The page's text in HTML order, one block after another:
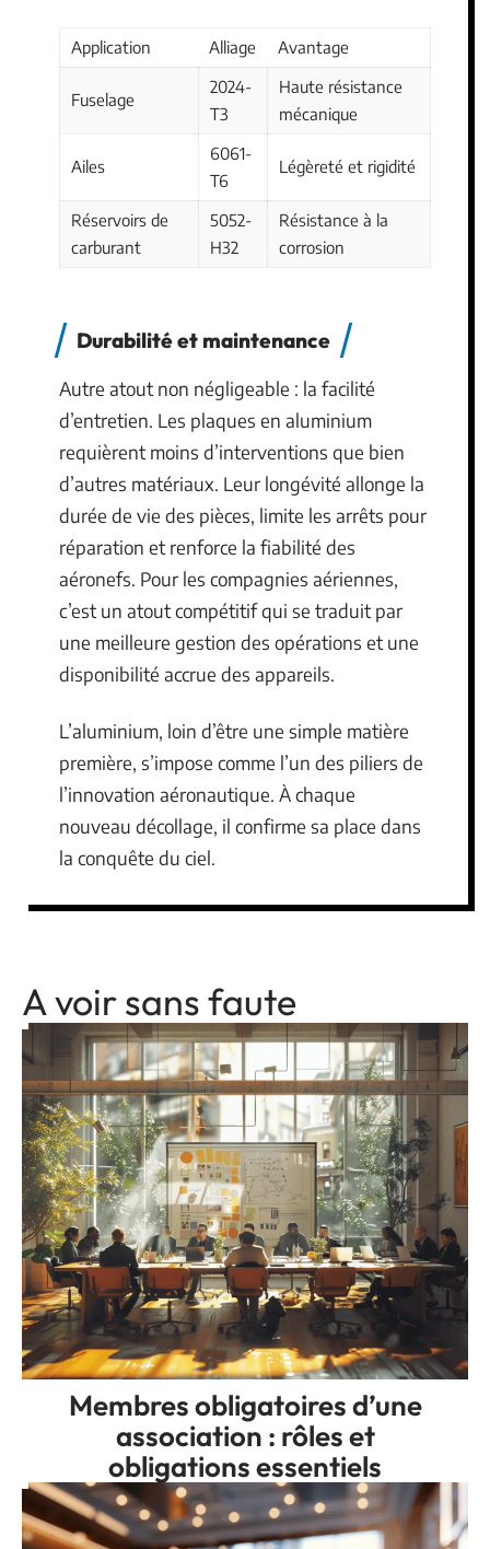
Application Alliage Avantage
Fuselage
2024-
T3
Haute résistance
mécanique
Ailes
6061-
T6
Légèreté et rigidité
Réservoirs de
carburant
5052-
H32
Résistance à la
corrosion
Durabilité et maintenance
Autre atout non négligeable : la facilité
d’entretien. Les plaques en aluminium
requièrent moins d’interventions que bien
d’autres matériaux. Leur longévité allonge la
durée de vie des pièces, limite les arrêts pour
réparation et renforce la fiabilité des
aéronefs. Pour les compagnies aériennes,
c’est un atout compétitif qui se traduit par
une meilleure gestion des opérations et une
disponibilité accrue des appareils.
L’aluminium, loin d’être une simple matière
première, s’impose comme l’un des piliers de
l’innovation aéronautique. À chaque
nouveau décollage, il confirme sa place dans
la conquête du ciel.
A voir sans faute
Membres obligatoires d’une
association : rôles et
obligations essentiels